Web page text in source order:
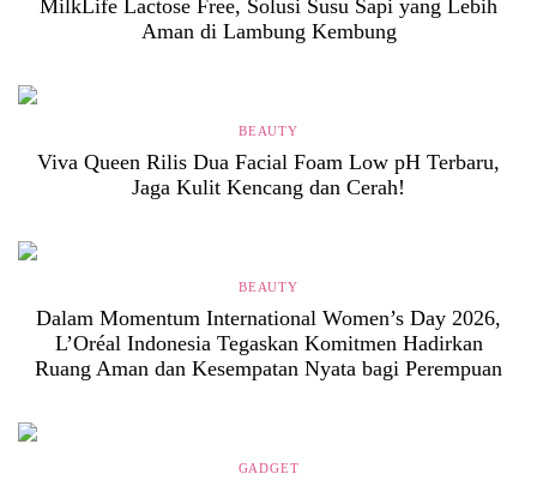
MilkLife Lactose Free, Solusi Susu Sapi yang Lebih
Aman di Lambung Kembung
BEAUTY
Viva Queen Rilis Dua Facial Foam Low pH Terbaru,
Jaga Kulit Kencang dan Cerah!
BEAUTY
Dalam Momentum International Women’s Day 2026,
L’Oréal Indonesia Tegaskan Komitmen Hadirkan
Ruang Aman dan Kesempatan Nyata bagi Perempuan
GADGET